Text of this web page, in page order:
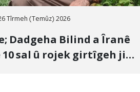
Tîrmeh (Temûz) 2026
Dadgeha Bilind a Îranê
10 sal û rojek girtîgeh ji